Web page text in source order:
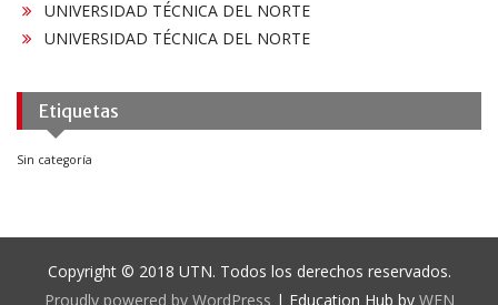
UNIVERSIDAD TÉCNICA DEL NORTE
UNIVERSIDAD TÉCNICA DEL NORTE
Etiquetas
Sin categoría
Copyright © 2018 UTN. Todos los derechos reservados.
Proudly powered by WordPress | Education Hub by WEN